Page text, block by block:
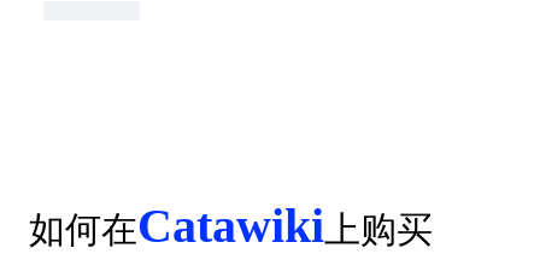
如何在Catawiki 上购买